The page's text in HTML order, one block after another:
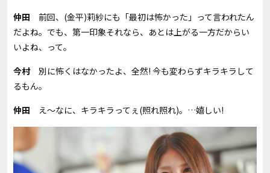
仲田 前回、(金平)莉紗にも「最初は怖かった」って言われたん
だよね。でも、第一印象それなら、あとは上がる一方だからい
いよね、って。
今村別に怖くはなかったよ、全然! 今も変わらずキラキラして
るもん。
仲田 え～なに、キラキラってぇ(照れ照れ)。…嬉しい!